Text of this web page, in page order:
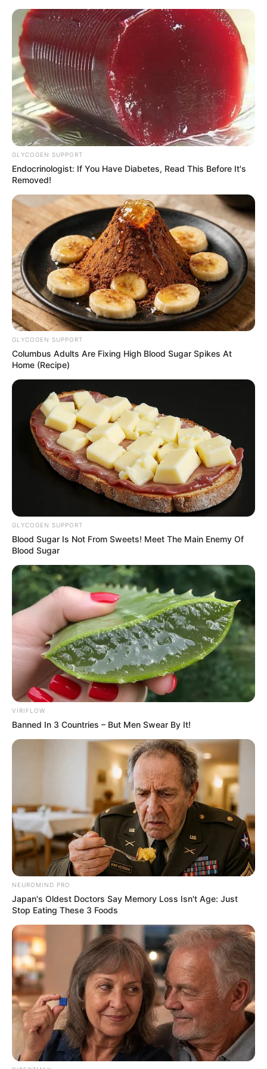
HOME
INSPIRASI
STYLE
FILM &
SERIES
NGAKAK
QUOTES
HYPE
MORE
10 Ide Kreatif Life Hacks,
Manfaatkan Barang Seadanya
untuk Kerapian Rumah
Penulis:indah |26 Juni 2022
Menjaga rumah agar tetap bersih dan rapi punya tantangan
tersendiri. Pemilik harus selalu menyapu lantai, membersihkan
gagang jendela, pintu, perabotan, kaca, mengepel hingga
menyemprotnya dengan wewangian sebagai upaya menciptakan
itu.
Terlebih juga meletakkan barang-barang pada tempatnya,
menyusun baju di lemari serapi mungkin sampai menyimpan hal-
hal kecil namun bisa membuat berantakan, seperti kabel,
charger,
dan lain sebagainya dalamstorage boxkhusus.
GLYCOGEN SUPPORT
Endocrinologist: If You Have Diabetes, Read This Before It's
Removed!
GLYCOGEN SUPPORT
Columbus Adults Are Fixing High Blood Sugar Spikes At
Home (Recipe)
GLYCOGEN SUPPORT
Blood Sugar Is Not From Sweets! Meet The Main Enemy Of
Blood Sugar
VIRIFLOW
Banned In 3 Countries – But Men Swear By It!
NEUROMIND PRO
Japan's Oldest Doctors Say Memory Loss Isn't Age: Just
Stop Eating These 3 Foods